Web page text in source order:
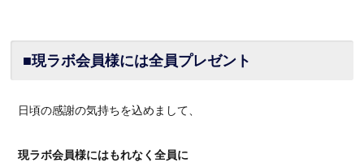
■現ラボ会員様には全員プレゼント
日頃の感謝の気持ちを込めまして、
現ラボ会員様にはもれなく全員に